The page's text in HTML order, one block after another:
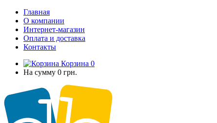
Главная
О компании
Интернет-магазин
Оплата и доставка
Контакты
Корзина 0
На сумму 0 грн.